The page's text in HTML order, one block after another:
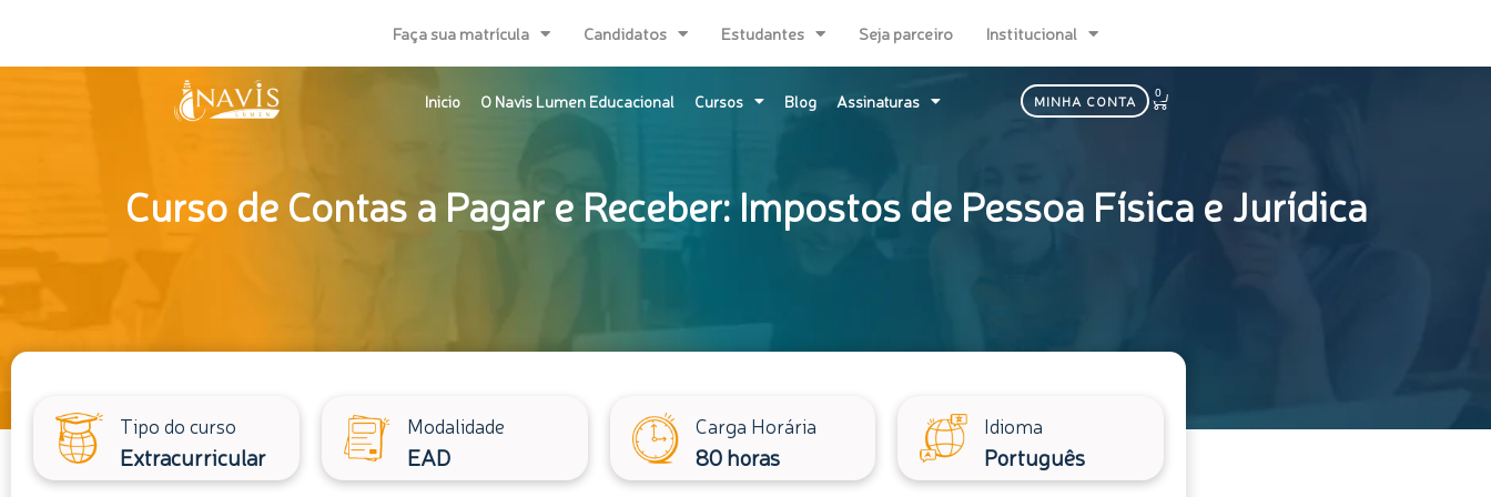
o
Faça sua matrícula Candidatos Estudantes Seja parceiro Institucional
Inicio O Navis Lumen Educacional Cursos Blog Assinaturas MINHA CONTA
0
Carrinho
Curso de Contas a Pagar e Receber: Impostos de Pessoa Física e Jurídica
Tipo do curso
Extracurricular
Modalidade
EAD
Carga Horária
80 horas
Idioma
Português